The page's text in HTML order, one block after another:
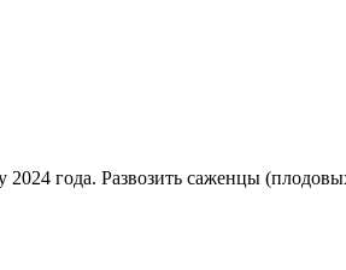
2024 года. Развозить саженцы